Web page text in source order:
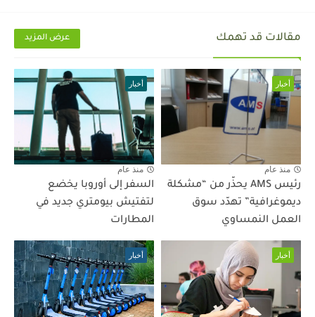
مقالات قد تهمك عرض المزيد
أخبار
منذ عام
رئيس AMS يحذّر من “مشكلة
ديموغرافية” تهدّد سوق
العمل النمساوي
أخبار
منذ عام
السفر إلى أوروبا يخضع
لتفتيش بيومتري جديد في
المطارات
أخبار أخبار